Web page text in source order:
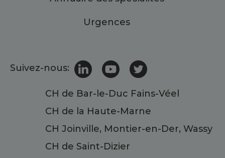
Urgences
Suivez-nous:
CH de Bar-le-Duc Fains-Véel
CH de la Haute-Marne
CH Joinville, Montier-en-Der, Wassy
CH de Saint-Dizier